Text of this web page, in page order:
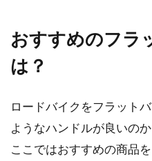
おすすめのフラ
は？
ロードバイクをフラット
ようなハンドルが良いの
ここではおすすめの商品を